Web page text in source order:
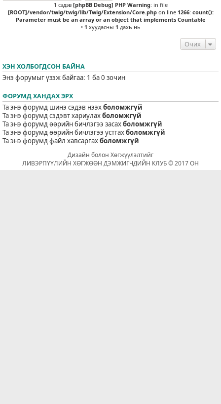
1 сэдэв [phpBB Debug] PHP Warning: in file
[ROOT]/vendor/twig/twig/lib/Twig/Extension/Core.phpon line 1266: count():
Parameter must be an array or an object that implements Countable
• 1 хуудасны 1 дахь нь
Очих
ХЭН ХОЛБОГДСОН БАЙНА
Энэ форумыг үзэж байгаа: 1 ба 0 зочин
ФОРУМД ХАНДАХ ЭРХ
Та энэ форумд шинэ сэдэв нээхболомжгүй
Та энэ форумд сэдэвт хариулахболомжгүй
Та энэ форумд өөрийн бичлэгээ засахболомжгүй
Та энэ форумд өөрийн бичлэгээ устгахболомжгүй
Та энэ форумд файл хавсаргахболомжгүй
Дизайн болон Хөгжүүлэлтийг
ЛИВЭРПҮҮЛИЙН ХӨГЖӨӨН ДЭМЖИГЧДИЙН КЛУБ © 2017 ОН